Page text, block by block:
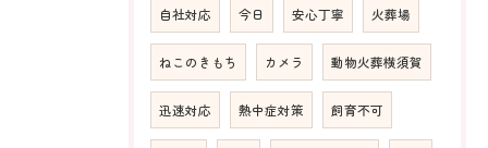
自社対応 今日 安心丁寧 火葬場
ねこのきもち カメラ 動物火葬横須賀
迅速対応 熱中症対策 飼育不可